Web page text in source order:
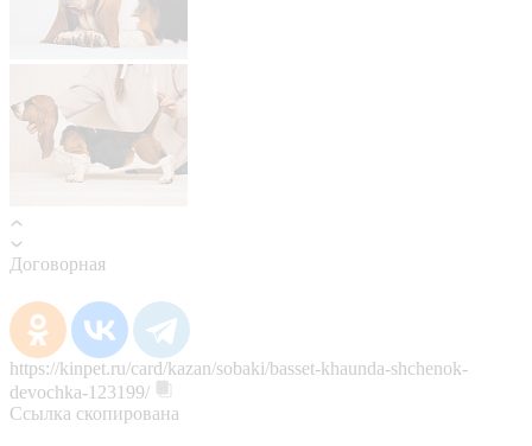
Договорная
https://kinpet.ru/card/kazan/sobaki/basset-khaunda-shchenok-
devochka-123199/
Ссылка скопирована